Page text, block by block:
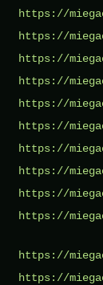
https://
https://
https://
https://
https://
https://
https://
https://
https://
https://
https://
https://